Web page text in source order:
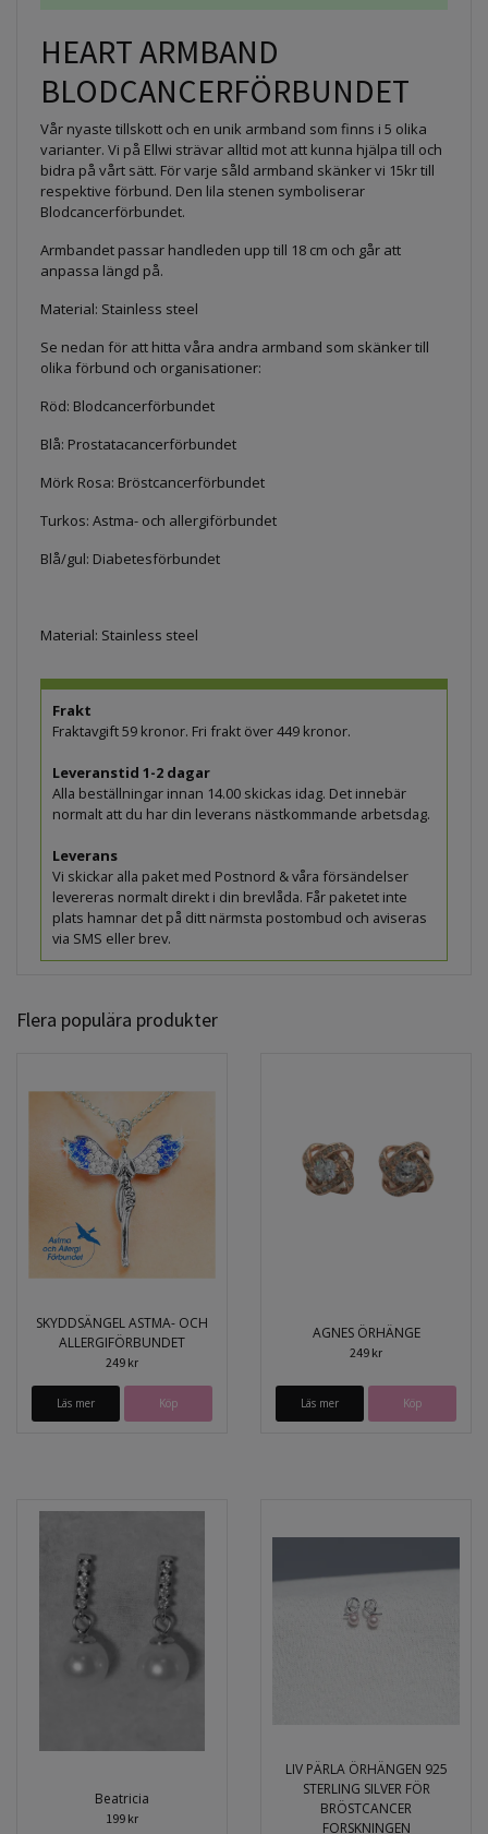
HEART ARMBAND
BLODCANCERFÖRBUNDET
Vår nyaste tillskott och en unik armband som finns i 5 olika
varianter. Vi på Ellwi strävar alltid mot att kunna hjälpa till och
bidra på vårt sätt. För varje såld armband skänker vi 15kr till
respektive förbund. Den lila stenen symboliserar
Blodcancerförbundet.
Armbandet passar handleden upp till 18 cm och går att
anpassa längd på.
Material: Stainless steel
Se nedan för att hitta våra andra armband som skänker till
olika förbund och organisationer:
Röd: Blodcancerförbundet
Blå: Prostatacancerförbundet
Mörk Rosa: Bröstcancerförbundet
Turkos: Astma- och allergiförbundet
Blå/gul: Diabetesförbundet
Material: Stainless steel
Frakt
Fraktavgift 59 kronor. Fri frakt över 449 kronor.
Leveranstid 1-2 dagar
Alla beställningar innan 14.00 skickas idag. Det innebär
normalt att du har din leverans nästkommande arbetsdag.
Leverans
Vi skickar alla paket med Postnord & våra försändelser
levereras normalt direkt i din brevlåda. Får paketet inte
plats hamnar det på ditt närmsta postombud och aviseras
via SMS eller brev.
Flera populära produkter
SKYDDSÄNGEL ASTMA- OCH
ALLERGIFÖRBUNDET
249 kr
Läs mer Köp
AGNES ÖRHÄNGE
249 kr
Läs mer Köp
Beatricia
199 kr
LIV PÄRLA ÖRHÄNGEN 925
STERLING SILVER FÖR
BRÖSTCANCER
FORSKNINGEN